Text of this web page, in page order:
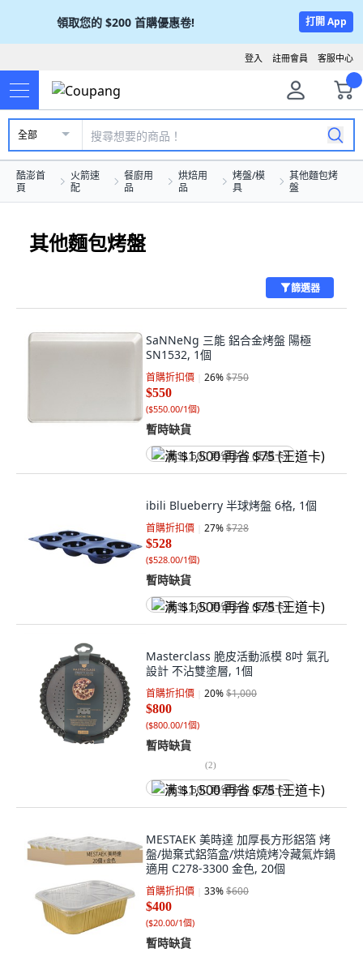
領取您的 $200 首購優惠卷! 打開 App
客服中心
註冊會員
登入
全部
酷澎首
頁
火箭速
配
餐廚用
品
烘焙用
品
烤盤/模
具
其他麵包烤
盤
其他麵包烤盤
篩選器
SaNNeNg 三能 鋁合金烤盤 陽極
SN1532, 1個
首購折扣價 26%$750
$550
($550.00/1個)
暫時缺貨
满 $1,500 再省 $75 (王道卡)
ibili Blueberry 半球烤盤 6格, 1個
首購折扣價 27%$728
$528
($528.00/1個)
暫時缺貨
满 $1,500 再省 $75 (王道卡)
Masterclass 脆皮活動派模 8吋 氣孔
設計 不沾雙塗層, 1個
首購折扣價 20%$1,000
$800
($800.00/1個)
暫時缺貨
(2)
满 $1,500 再省 $75 (王道卡)
MESTAEK 美時達 加厚長方形鋁箔 烤
盤/拋棄式鋁箔盒/烘焙燒烤冷藏氣炸鍋
適用 C278-3300 金色, 20個
首購折扣價 33%$600
$400
($20.00/1個)
暫時缺貨